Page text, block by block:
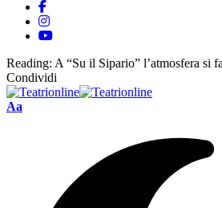
Reading: A “Su il Sipario” l’atmosfera si
Condividi
Font
Aa